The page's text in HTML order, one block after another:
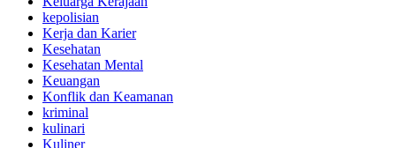
kepolisian
Kerja dan Karier
Kesehatan
Kesehatan Mental
Keuangan
Konflik dan Keamanan
kriminal
kulinari
Kuliner